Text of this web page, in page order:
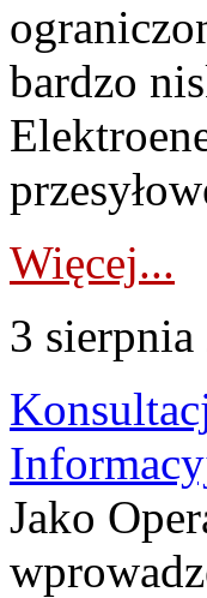
bardzo
Więcej...
3
Jako